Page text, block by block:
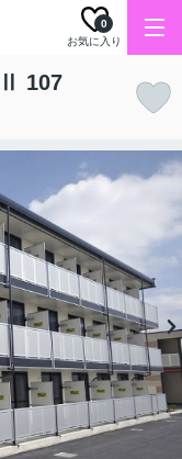
お気に入り
0
Ⅱ 107